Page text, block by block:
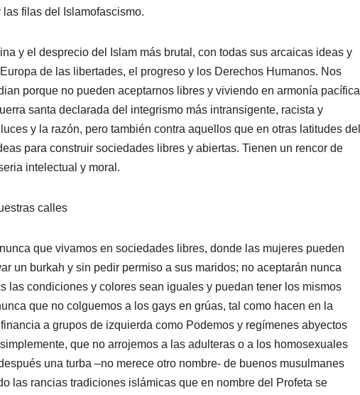
filas del Islamofascismo.
y el desprecio del Islam más brutal, con todas sus arcaicas ideas y
de las libertades, el progreso y los Derechos Humanos. Nos
porque no pueden aceptarnos libres y viviendo en armonía pacífica
santa declarada del integrismo más intransigente, racista y
y la razón, pero también contra aquellos que en otras latitudes del
para construir sociedades libres y abiertas. Tienen un rencor de
intelectual y moral.
calles
que vivamos en sociedades libres, donde las mujeres pueden
un burkah y sin pedir permiso a sus maridos; no aceptarán nunca
las condiciones y colores sean iguales y puedan tener los mismos
que no colguemos a los gays en grúas, tal como hacen en la
a grupos de izquierda como Podemos y regímenes abyectos
que no arrojemos a las adulteras o a los homosexuales
una turba –no merece otro nombre- de buenos musulmanes
las rancias tradiciones islámicas que en nombre del Profeta se